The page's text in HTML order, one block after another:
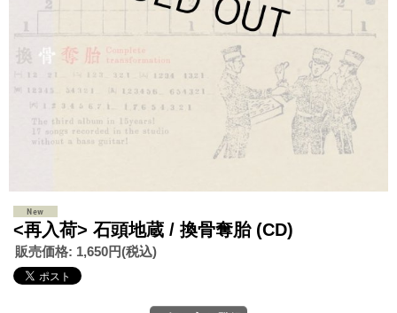
<再入荷> 石頭地蔵 / 換骨奪胎 (CD)
販売価格: 1,650円(税込)